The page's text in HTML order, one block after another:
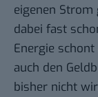
eigenen Strom
dabei fast
Energie
auch den
bisher nicht